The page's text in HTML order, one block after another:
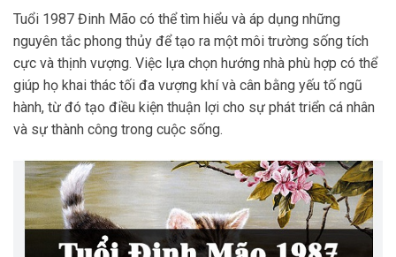
Tuổi 1987 Đinh Mão có thể tìm hiểu và áp dụng những
nguyên tắc phong thủy để tạo ra một môi trường sống tích
cực và thịnh vượng. Việc lựa chọn hướng nhà phù hợp có thể
giúp họ khai thác tối đa vượng khí và cân bằng yếu tố ngũ
hành, từ đó tạo điều kiện thuận lợi cho sự phát triển cá nhân
và sự thành công trong cuộc sống.